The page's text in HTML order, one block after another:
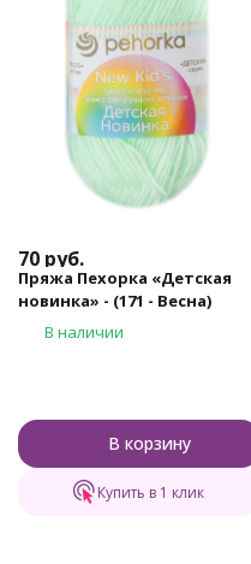
70 руб.
Пряжа Пехорка «Детская
новинка» - (171 - Весна)
В наличии
В корзину
Купить в 1 клик